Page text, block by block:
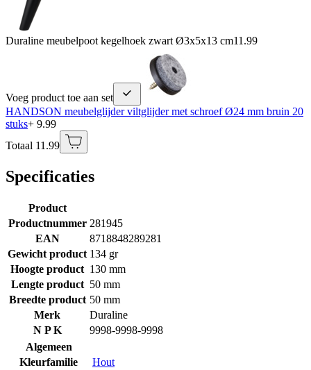
Duraline meubelpoot kegelhoek zwart Ø3x5x13 cm11.99
Voeg product toe aan set
HANDSON meubelglijder viltglijder met schroef Ø24 mm bruin 20
stuks+ 9.99
Totaal 11.99
Specificaties
Product
Productnummer 281945
EAN
8718848289281
Gewicht product 134 gr
Hoogte product 130 mm
Lengte product 50 mm
Breedte product 50 mm
Merk
Duraline
N P K
9998-9998-9998
Algemeen
Kleurfamilie
Hout